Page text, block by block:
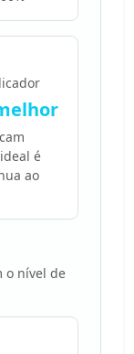
é
ao
o nível de